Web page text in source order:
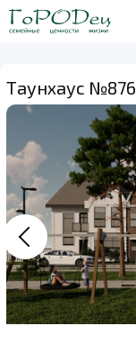
Таунхаус №876